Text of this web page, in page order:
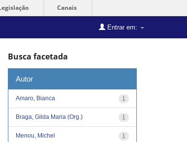
Canais
Entrar em:
Busca facetada
Autor
1
Amaro, Bianca
1
Braga, Gilda Maria (Org.)
1
Menou, Michel